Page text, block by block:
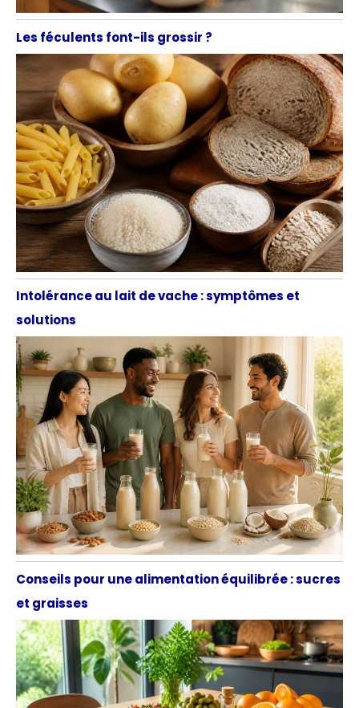
Les féculents font-ils grossir ?
Intolérance au lait de vache : symptômes et
solutions
Conseils pour une alimentation équilibrée : sucres
et graisses